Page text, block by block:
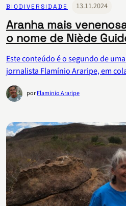
BIODIVERSIDADE 13.11.2024
Aranha mais
o nome de Niède
Este conteúdo é o segundo de
jornalista Flamínio Araripe, em
porFlaminio Araripe